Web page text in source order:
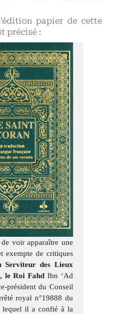
papier de cette
précisé :
voir apparaître une
exempte de critiques
Serviteur des Lieux
le Roi Fahd Ibn ‘Ad
président du Conseil
royal n°19888 du
lequel il a confié à la